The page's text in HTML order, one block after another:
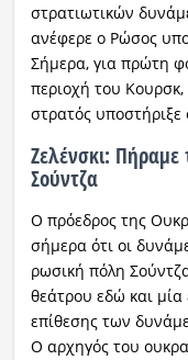
στρατιωτικών
ανέφερε ο Ρώσος
Σήμερα, για πρώτη
περιοχή του
στρατός
Ζελένσκι:
Σούντζα
Ο πρόεδρος της
σήμερα ότι οι
ρωσική πόλη
θεάτρου εδώ και μία
επίθεσης των
Ο αρχηγός του